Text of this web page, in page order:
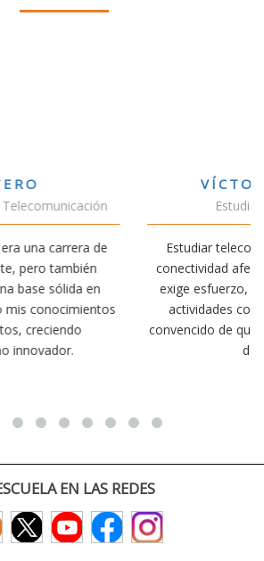
SÁNCHEZ VALENCIA
Doble Grado Teleco-ADE
me ha permitido comprender cómo la
nuestra vida diaria. Aunque la carrera
he dedicado parte de mi tiempo a otras
el salvamento y socorrismo. Estoy
elegir teleco ha sido una de las mejores
decisiones que he tomado.
EN LAS REDES